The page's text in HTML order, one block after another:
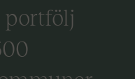
portfölj